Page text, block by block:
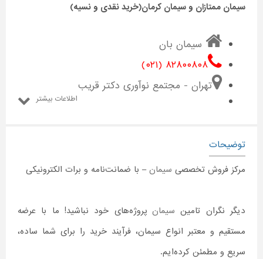
سیمان ممتازان و سیمان کرمان(خرید نقدی و نسیه)
سیمان بان
۸۲۸۰۰۸۰۸ (۰۲۱)
تهران - مجتمع نوآوری دکتر قریب
اطلاعات بیشتر
توضیحات
مرکز فروش تخصصی سیمان– با ضمانت‌نامه و برات الکترونیکی
دیگر نگران تامین سیمان پروژه‌های خود نباشید! ما با عرضه
مستقیم و معتبر انواع سیمان، فرآیند خرید را برای شما ساده،
سریع و مطمئن کرده‌ایم.